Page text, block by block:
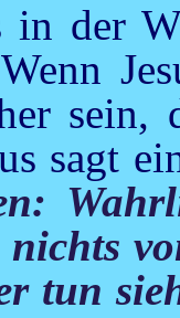
in der
sein,
sagt
tun